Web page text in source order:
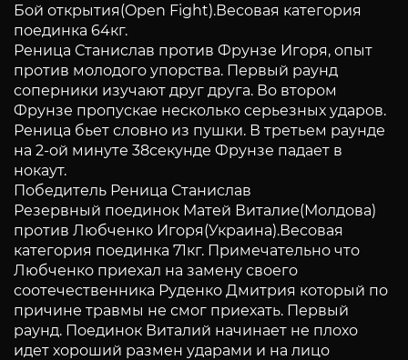
Бой открытия(Open Fight).Весовая категория
поединка 64кг.
Реница Станислав против Фрунзе Игоря, опыт
против молодого упорства. Первый раунд
соперники изучают друг друга. Во втором
Фрунзе пропускае несколько серьезных ударов.
Реница бьет словно из пушки. В третьем раунде
на 2-ой минуте 38секунде Фрунзе падает в
нокаут.
Победитель Реница Станислав
Резервный поединок Матей Виталие(Молдова)
против Любченко Игоря(Украина).Весовая
категория поединка 71кг. Примечательно что
Любченко приехал на замену своего
соотечественника Руденко Дмитрия который по
причине травмы не смог приехать. Первый
раунд. Поединок Виталий начинает не плохо
идет хороший размен ударами и на лицо